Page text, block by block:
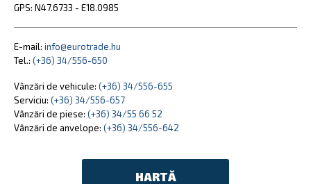
GPS: N47.6733 - E18.0985
E-mail: info@eurotrade.hu
Tel.: (+36) 34/556-650
Vânzări de vehicule: (+36) 34/556-655
Serviciu: (+36) 34/556-657
Vânzări de piese: (+36) 34/55 66 52
Vânzări de anvelope: (+36) 34/556-642
HARTĂ